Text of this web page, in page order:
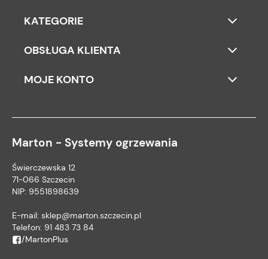
KATEGORIE
OBSŁUGA KLIENTA
MOJE KONTO
Marton - Systemy ogrzewania
Świerczewska 12
71-066 Szczecin
NIP: 9551898639
E-mail: sklep@marton.szczecin.pl
Telefon: 91 483 73 84
/MartonPlus